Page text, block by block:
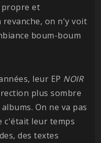
propre et
revanche, on n'y voit
boum-boum
leur EP NOIR
plus sombre
On ne va pas
c'était leur temps
des textes